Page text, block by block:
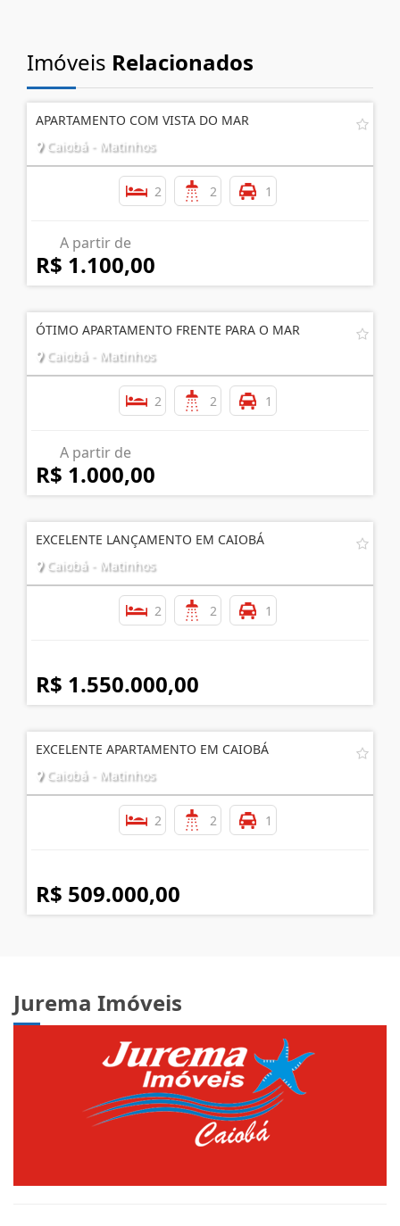
Imóveis Relacionados
APARTAMENTO COM VISTA DO MAR
Caiobá - Matinhos
2 2 1
A partir de
R$ 1.100,00
ÓTIMO APARTAMENTO FRENTE PARA O MAR
Caiobá - Matinhos
2 2 1
A partir de
R$ 1.000,00
EXCELENTE LANÇAMENTO EM CAIOBÁ
Caiobá - Matinhos
2 2 1
R$ 1.550.000,00
EXCELENTE APARTAMENTO EM CAIOBÁ
Caiobá - Matinhos
2 2 1
R$ 509.000,00
Jurema Imóveis